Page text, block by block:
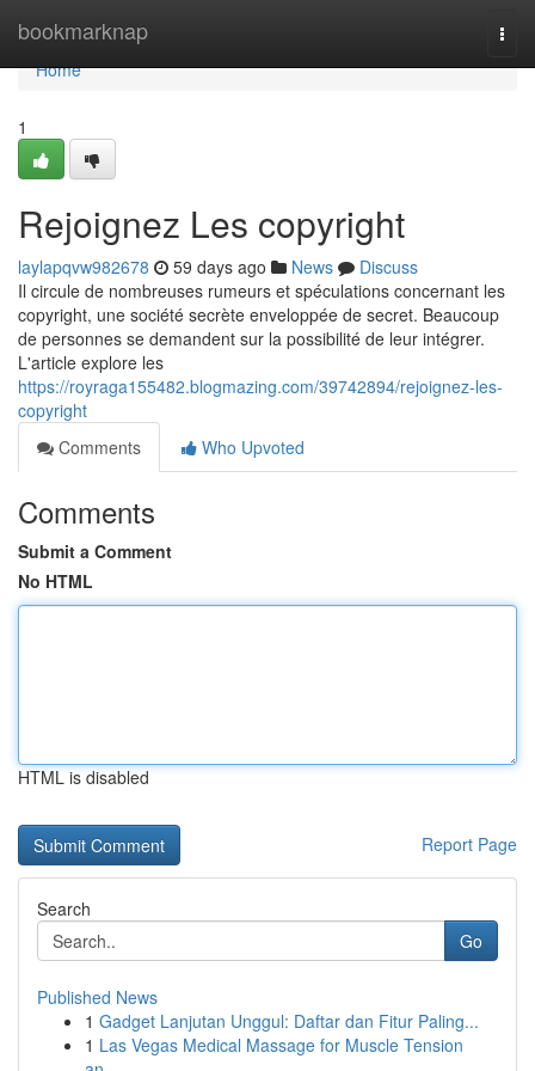
bookmarknap
Home
Home
1
Rejoignez Les copyright
laylapqvw982678 59 days ago News
Discuss
Il circule de nombreuses rumeurs et spéculations concernant les
copyright, une société secrète enveloppée de secret. Beaucoup
de personnes se demandent sur la possibilité de leur intégrer.
L'article explore les
https://royraga155482.blogmazing.com/39742894/rejoignez-les-
copyright
Comments
Who Upvoted
Comments
Submit a Comment
No HTML
HTML is disabled
Report Page
Search
Go
Published News
1 Gadget Lanjutan Unggul: Daftar dan Fitur Paling...
1 Las Vegas Medical Massage for Muscle Tension